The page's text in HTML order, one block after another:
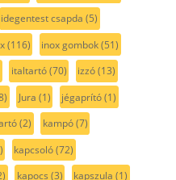
idegentest csapda (5)
(116) inox gombok(51)
italtartó(70) izzó(13)
Jura (1) jégaprító(1)
(2) kampó(7)
kapcsoló(72)
kapocs (3) kapszula (1)